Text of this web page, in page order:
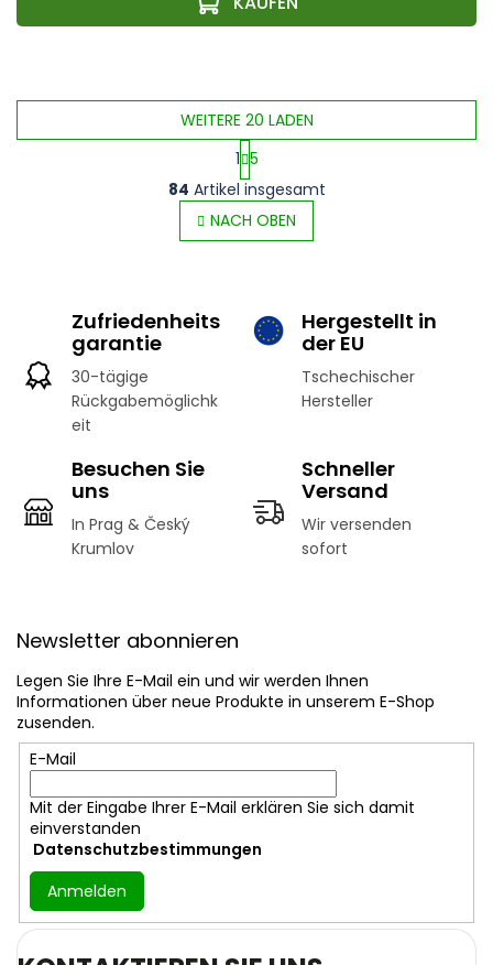
S
t
e
u
e
WEITERE 20 LADEN
P
a
g
i
r
u
1 5
84 Artikel insgesamt
NACH OBEN
Zufriedenheits
garantie
30-tägige
Rückgabemöglichk
eit
Hergestellt in
der EU
Tschechischer
Hersteller
Besuchen Sie
uns
In Prag & Český
Krumlov
Schneller
Versand
Wir versenden
sofort
Newsletter abonnieren
Legen Sie Ihre E-Mail ein und wir werden Ihnen
Informationen über neue Produkte in unserem E-Shop
zusenden.
E-Mail
Mit der Eingabe Ihrer E-Mail erklären Sie sich damit
einverstanden
Datenschutzbestimmungen
Anmelden